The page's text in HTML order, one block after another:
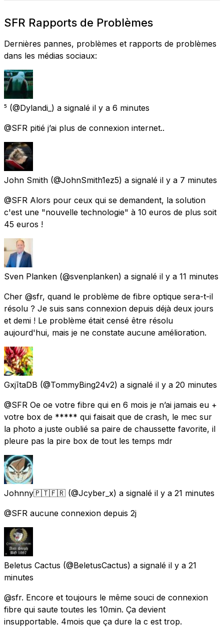
SFR Rapports de Problèmes
Dernières pannes, problèmes et rapports de problèmes
dans les médias sociaux:
⁵ (@Dylandi_) a signalé il y a 6 minutes
@SFR pitié j’ai plus de connexion internet..
John Smith (@JohnSmith1ez5) a signalé il y a 7 minutes
@SFR Alors pour ceux qui se demandent, la solution
c'est une "nouvelle technologie" à 10 euros de plus soit
45 euros !
Sven Planken (@svenplanken) a signalé il y a 11 minutes
Cher @sfr, quand le problème de fibre optique sera-t-il
résolu ? Je suis sans connexion depuis déjà deux jours
et demi ! Le problème était censé être résolu
aujourd'hui, mais je ne constate aucune amélioration.
GxjītaDB (@TommyBing24v2) a signalé il y a 20 minutes
@SFR Oe oe votre fibre qui en 6 mois je n’ai jamais eu +
votre box de ***** qui faisait que de crash, le mec sur
la photo a juste oublié sa paire de chaussette favorite, il
pleure pas la pire box de tout les temps mdr
Johnny🇵🇹🇫🇷 (@Jcyber_x) a signalé il y a 21 minutes
@SFR aucune connexion depuis 2j
Beletus Cactus (@BeletusCactus) a signalé il y a 21
minutes
@sfr. Encore et toujours le même souci de connexion
fibre qui saute toutes les 10min. Ça devient
insupportable. 4mois que ça dure la c est trop.